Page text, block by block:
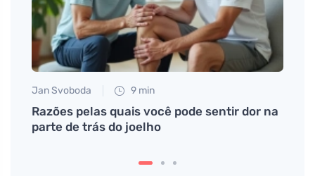
Jan Svoboda 9 min
Razões pelas quais você pode sentir dor na
parte de trás do joelho